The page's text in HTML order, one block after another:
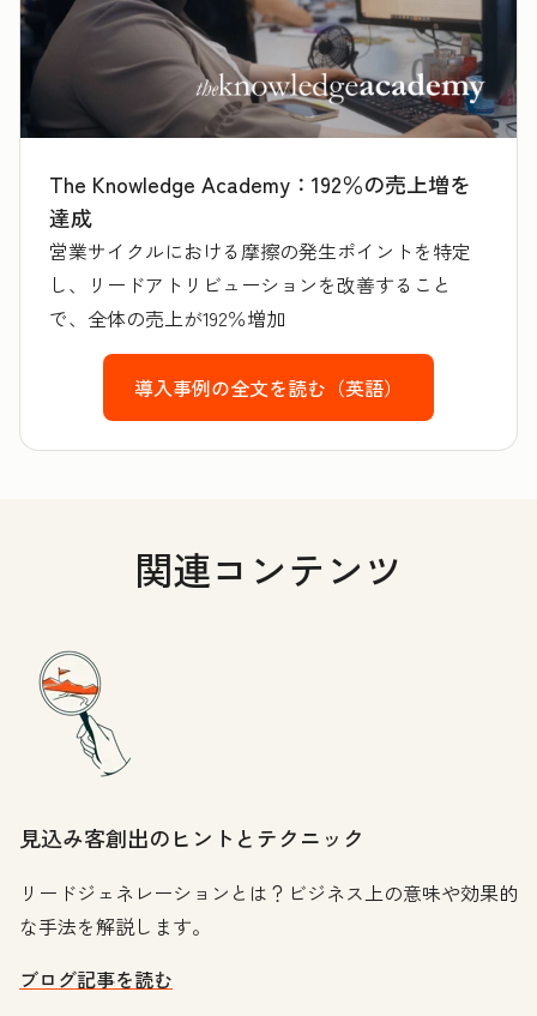
The Knowledge Academy：192％の売上増を
達成
営業サイクルにおける摩擦の発生ポイントを特定
し、リードアトリビューションを改善すること
で、全体の売上が192％増加
導入事例の全文を読む（英語）
関連コンテンツ
見込み客創出のヒントとテクニック
リードジェネレーションとは？ビジネス上の意味や効果的
な手法を解説します。
ブログ記事を読む